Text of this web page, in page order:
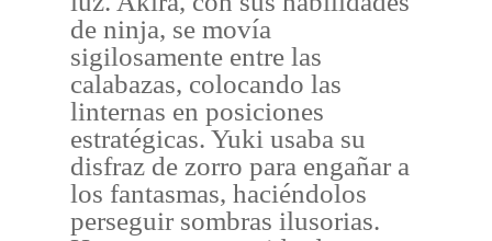
de ninja, se movía
sigilosamente entre las
calabazas, colocando las
linternas en posiciones
estratégicas. Yuki usaba su
disfraz de zorro para engañar a
los fantasmas, haciéndolos
perseguir sombras ilusorias.